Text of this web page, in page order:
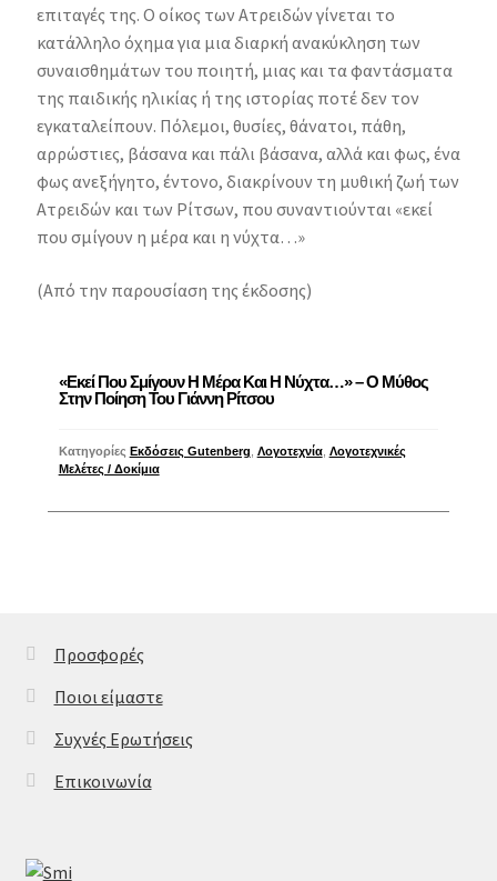
επιταγές της. Ο οίκος των Ατρειδών γίνεται το
κατάλληλο όχημα για μια διαρκή ανακύκληση των
συναισθημάτων του ποιητή, μιας και τα φαντάσματα
της παιδικής ηλικίας ή της ιστορίας ποτέ δεν τον
εγκαταλείπουν. Πόλεμοι, θυσίες, θάνατοι, πάθη,
αρρώστιες, βάσανα και πάλι βάσανα, αλλά και φως, ένα
φως ανεξήγητο, έντονο, διακρίνουν τη μυθική ζωή των
Ατρειδών και των Ρίτσων, που συναντιούνται «εκεί
που σμίγουν η μέρα και η νύχτα…»
(Από την παρουσίαση της έκδοσης)
«Εκεί Που Σμίγουν Η Μέρα Και Η Νύχτα…» – Ο Μύθος
Στην Ποίηση Του Γιάννη Ρίτσου
Κατηγορίες Εκδόσεις Gutenberg Λογοτεχνία, Λογοτεχνικές
Μελέτες / Δοκίμια
Προσφορές
Ποιοι είμαστε
Συχνές Ερωτήσεις
Επικοινωνία